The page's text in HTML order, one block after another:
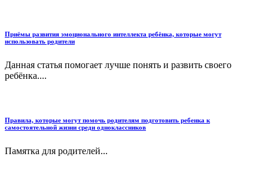
Приёмы развития эмоционального интеллекта ребёнка, которые могут
использовать родители
Данная статья помогает лучше понять и развить своего
ребёнка....
Правила, которые могут помочь родителям подготовить ребенка к
самостоятельной жизни среди одноклассников
Памятка для родителей...